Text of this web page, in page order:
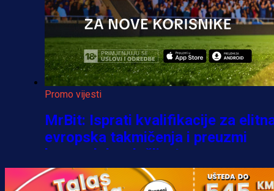
Promo vijesti
MrBit: Isprati kvalifikacije za
evropska takmičenja i preuzmi
bonus dobrodošlice!
5 h 38 min